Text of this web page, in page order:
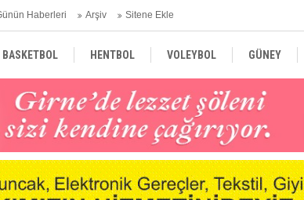
Haberleri Arşiv Sitene Ekle
BASKETBOL HENTBOL VOLEYBOL GÜNEY
AVRUPA DÜNYA